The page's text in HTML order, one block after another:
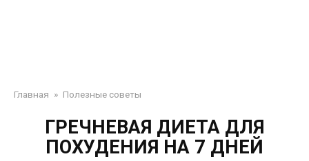
Главная » Полезные советы
ГРЕЧНЕВАЯ ДИЕТА ДЛЯ
ПОХУДЕНИЯ НА 7 ДНЕЙ